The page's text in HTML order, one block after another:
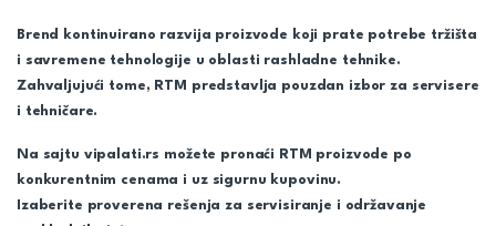
Brend kontinuirano razvija proizvode koji prate potrebe tržišta
i savremene tehnologije u oblasti rashladne tehnike.
Zahvaljujući tome, RTM predstavlja pouzdan izbor za servisere
i tehničare.
Na sajtu vipalati.rs možete pronaći RTM proizvode po
konkurentnim cenama i uz sigurnu kupovinu.
Izaberite proverena rešenja za servisiranje i održavanje